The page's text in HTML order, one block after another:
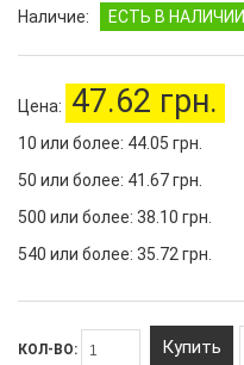
Наличие:
ЕСТЬ В НАЛИЧИИ
Цена: 47.62 грн.
10 или более: 44.05 грн.
50 или более: 41.67 грн.
500 или более: 38.10 грн.
540 или более: 35.72 грн.
КОЛ-ВО: Купить